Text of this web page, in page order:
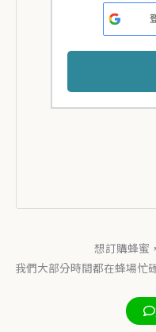
想訂購蜂蜜
我們大部分時間都在蜂場忙